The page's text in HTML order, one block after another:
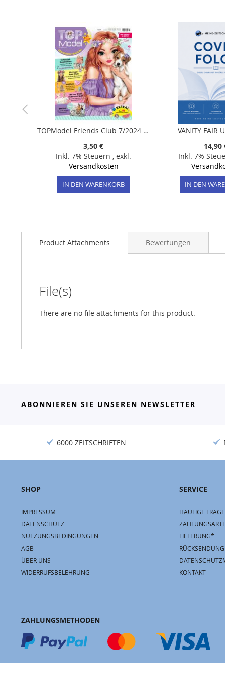
TOPModel Friends Club 7/2024 "Juli-Ausgabe 170. Ausgabe TOPModel mit Duft-Effekt auf dem Cover"
3,50 €
Inkl. 7% Steuern , exkl.
Versandkosten
IN DEN WARENKORB
VANITY FAIR
14,90
Inkl. 7%
IN DEN
Product Attachments
File(s)
There are no file attachments for this product.
Bewertungen
ABONNIEREN SIE UNSEREN NEWSLETTER
6000 ZEITSCHRIFTEN
SHOP
IMPRESSUM
DATENSCHUTZ
NUTZUNGSBEDINGUNGEN
AGB
ÜBER UNS
WIDERRUFSBELEHRUNG
SERVICE
HÄUFIGE
LIEFERUNG*
KONTAKT
ZAHLUNGSMETHODEN